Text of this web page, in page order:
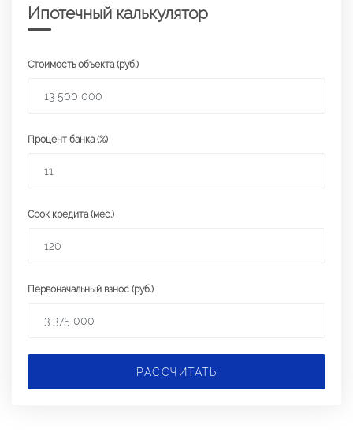
Ипотечный калькулятор
Стоимость объекта (руб.)
Процент банка (%)
Срок кредита (мес.)
Первоначальный взнос (руб.)
РАССЧИТАТЬ